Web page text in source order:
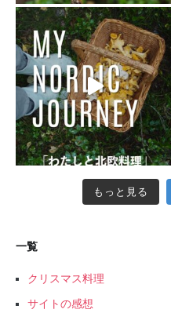
もっと見る
一覧
クリスマス料理
サイトの感想